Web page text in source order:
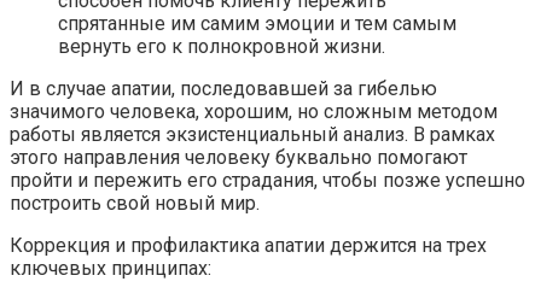
спрятанные им самим эмоции и тем самым
вернуть его к полнокровной жизни.
И в случае апатии, последовавшей за гибелью
значимого человека, хорошим, но сложным методом
работы является экзистенциальный анализ. В рамках
этого направления человеку буквально помогают
пройти и пережить его страдания, чтобы позже успешно
построить свой новый мир.
Коррекция и профилактика апатии держится на трех
ключевых принципах: